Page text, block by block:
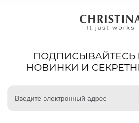
ПОДПИСЫВАЙТЕСЬ
НОВИНКИ И